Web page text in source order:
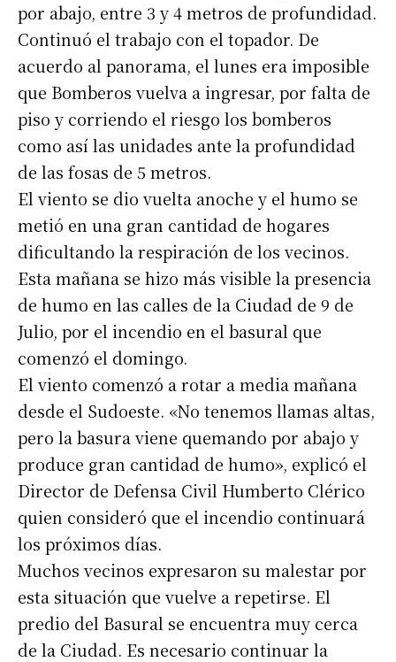
por abajo, entre 3 y 4 metros de profundidad.
Continuó el trabajo con el topador. De
acuerdo al panorama, el lunes era imposible
que Bomberos vuelva a ingresar, por falta de
piso y corriendo el riesgo los bomberos
como así las unidades ante la profundidad
de las fosas de 5 metros.
El viento se dio vuelta anoche y el humo se
metió en una gran cantidad de hogares
dificultando la respiración de los vecinos.
Esta mañana se hizo más visible la presencia
de humo en las calles de la Ciudad de 9 de
Julio, por el incendio en el basural que
comenzó el domingo.
El viento comenzó a rotar a media mañana
desde el Sudoeste. «No tenemos llamas altas,
pero la basura viene quemando por abajo y
produce gran cantidad de humo», explicó el
Director de Defensa Civil Humberto Clérico
quien consideró que el incendio continuará
los próximos días.
Muchos vecinos expresaron su malestar por
esta situación que vuelve a repetirse. El
predio del Basural se encuentra muy cerca
de la Ciudad. Es necesario continuar la